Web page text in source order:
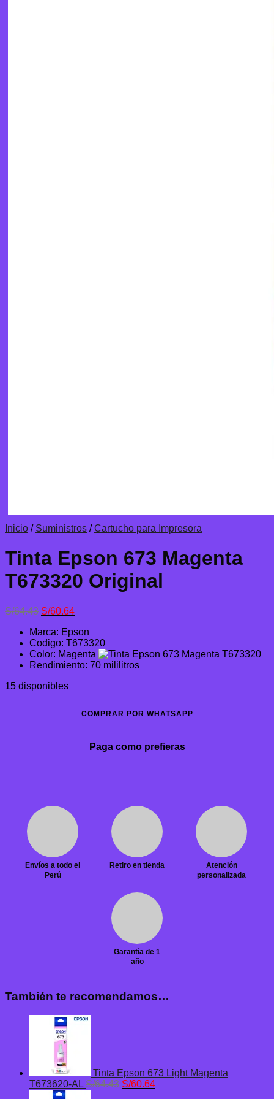
Inicio / Suministros / Cartucho para Impresora
Tinta Epson 673 Magenta
T673320 Original
S/64.43 El
original
era:
S/64.43.
S/60.64El
actual
es:
S/60.64.
Marca: Epson
Codigo: T673320
Color: Magenta
Rendimiento: 70 mililitros
15 disponibles
COMPRAR POR WHATSAPP
Paga como prefieras
Envíos a todo el
Perú
Retiro en tienda
Atención
personalizada
Garantía de 1
año
También te recomendamos…
Tinta Epson 673 Light Magenta
T673620-AL S/64.43 El
S/60.64El